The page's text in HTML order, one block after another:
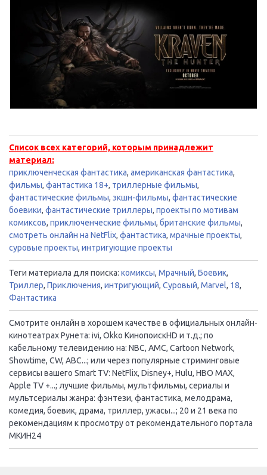
Список всех категорий, которым принадлежит
материал:
приключенческая фантастика, американская фантастика,
фильмы, фантастика 18+, триллерные фильмы,
фантастические фильмы, экшн-фильмы, фантастические
боевики, фантастические триллеры, проекты по мотивам
комиксов, приключенческие фильмы, британские фильмы,
смотреть онлайн на NetFlix, фантастика, мрачные проекты,
суровые проекты, интригующие проекты
Теги материала для поиска: комиксы, Мрачный, Боевик,
Триллер, Приключения, интригующий, Суровый, Marvel, 18,
Фантастика
Смотрите онлайн в хорошем качестве в официальных онлайн-
кинотеатрах Рунета: ivi, Okko КинопоискHD и т.д.; по
кабельному телевидению на: NBC, AMC, Cartoon Network,
Showtime, CW, ABC...; или через популярные стриминговые
сервисы вашего Smart TV: NetFlix, Disney+, Hulu, HBO MAX,
Apple TV +...; лучшие фильмы, мультфильмы, сериалы и
мультсериалы жанра: фэнтези, фантастика, мелодрама,
комедия, боевик, драма, триллер, ужасы...; 20 и 21 века по
рекомендациям к просмотру от рекомендательного портала
МКИН24